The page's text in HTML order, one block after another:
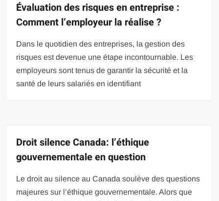
Évaluation des risques en entreprise :
Comment l’employeur la réalise ?
Dans le quotidien des entreprises, la gestion des
risques est devenue une étape incontournable. Les
employeurs sont tenus de garantir la sécurité et la
santé de leurs salariés en identifiant
Droit silence Canada: l’éthique
gouvernementale en question
Le droit au silence au Canada soulève des questions
majeures sur l’éthique gouvernementale. Alors que